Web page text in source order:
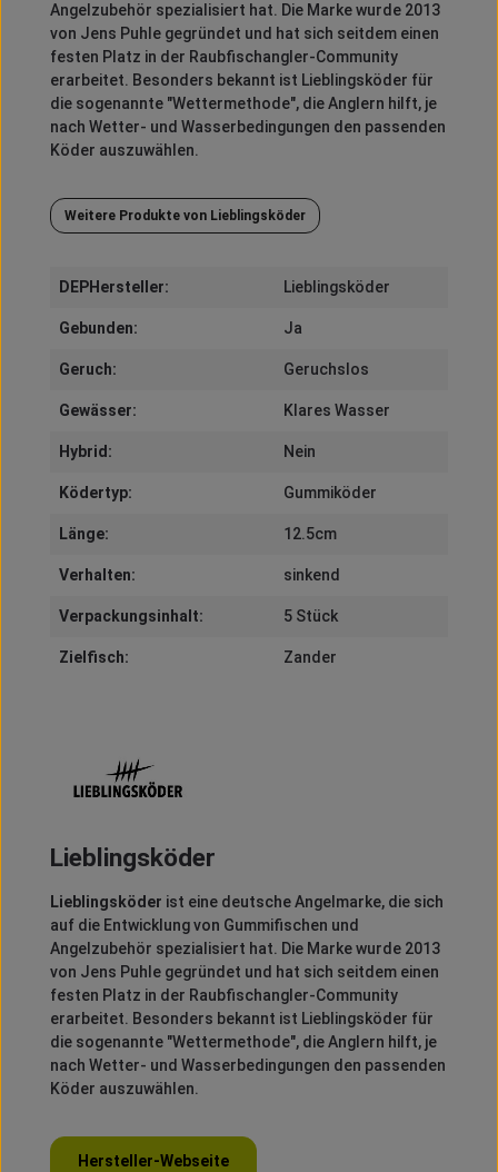
Angelzubehör spezialisiert hat. Die Marke wurde 2013
von Jens Puhle gegründet und hat sich seitdem einen
festen Platz in der Raubfischangler-Community
erarbeitet. Besonders bekannt ist Lieblingsköder für
die sogenannte "Wettermethode", die Anglern hilft, je
nach Wetter- und Wasserbedingungen den passenden
Köder auszuwählen.
Weitere Produkte von Lieblingsköder
DEPHersteller: Lieblingsköder
Gebunden: Ja
Geruch: Geruchslos
Gewässer: Klares Wasser
Hybrid: Nein
Ködertyp: Gummiköder
Länge: 12.5cm
Verhalten: sinkend
Verpackungsinhalt: 5 Stück
Zielfisch: Zander
Lieblingsköder
Lieblingsköder ist eine deutsche Angelmarke, die sich
auf die Entwicklung von Gummifischen und
Angelzubehör spezialisiert hat. Die Marke wurde 2013
von Jens Puhle gegründet und hat sich seitdem einen
festen Platz in der Raubfischangler-Community
erarbeitet. Besonders bekannt ist Lieblingsköder für
die sogenannte "Wettermethode", die Anglern hilft, je
nach Wetter- und Wasserbedingungen den passenden
Köder auszuwählen.
Hersteller-Webseite